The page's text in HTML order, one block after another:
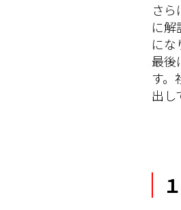
さ
に解
にな
最後
す。
出し